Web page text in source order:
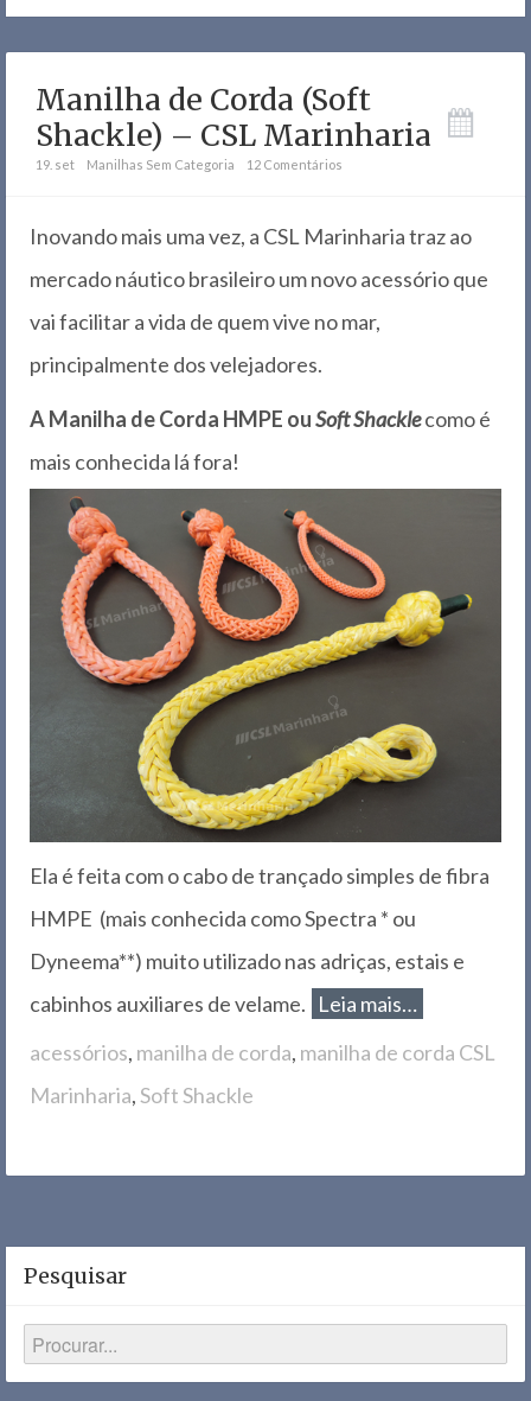
Manilha de Corda (Soft
Shackle) – CSL Marinharia
19. set Manilhas Sem Categoria 12 Comentários
Inovando mais uma vez, a CSL Marinharia traz ao
mercado náutico brasileiro um novo acessório que
vai facilitar a vida de quem vive no mar,
principalmente dos velejadores.
A Manilha de Corda HMPE ouSoft Shacklecomo é
mais conhecida lá fora!
Ela é feita com o cabo de trançado simples de fibra
HMPE (mais conhecida como Spectra * ou
Dyneema**) muito utilizado nas adriças, estais e
cabinhos auxiliares de velame. Leia mais…
acessórios, manilha de corda, manilha de corda CSL
Marinharia,Soft Shackle
Pesquisar